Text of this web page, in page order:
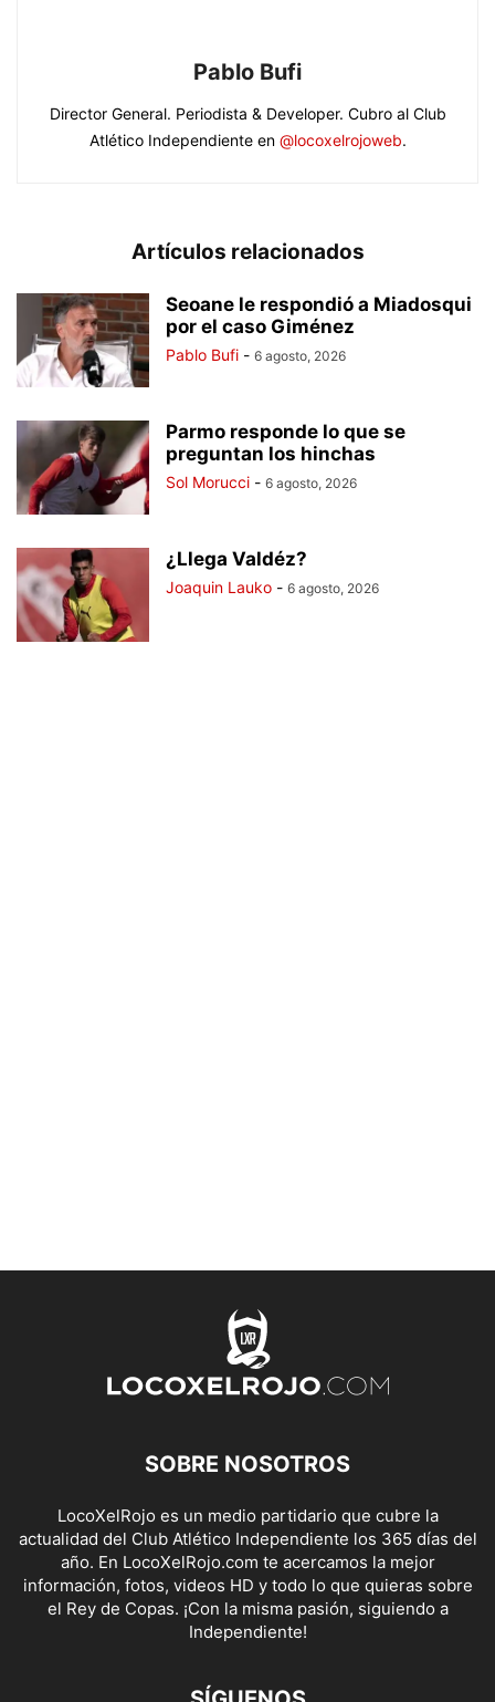
Pablo Bufi
Director General. Periodista & Developer. Cubro al Club
Atlético Independiente en @locoxelrojoweb.
Artículos relacionados
Seoane le respondió a Miadosqui
por el caso Giménez
Pablo Bufi - 6 agosto, 2026
Parmo responde lo que se
preguntan los hinchas
Sol Morucci - 6 agosto, 2026
¿Llega Valdéz?
Joaquin Lauko - 6 agosto, 2026
SOBRE NOSOTROS
LocoXelRojo es un medio partidario que cubre la
actualidad del Club Atlético Independiente los 365 días del
año. En LocoXelRojo.com te acercamos la mejor
información, fotos, videos HD y todo lo que quieras sobre
el Rey de Copas. ¡Con la misma pasión, siguiendo a
Independiente!